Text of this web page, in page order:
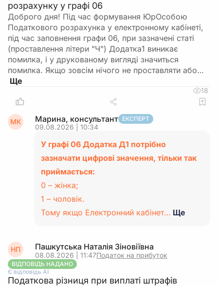
розрахунку у графі 06
Доброго дня! Під час формування ЮрОсобою
Податкового розрахунка у електронному кабінеті,
під час заповнення графи 06, при зазначені статі
(проставлення літери "Ч") Додатка1 виникає
помилка, і у друкованому вигляді значиться
помилка. Якщо зовсім нічого не проставляти або…
18
МК Марина, консультант ЕКСПЕРТ
09.08.2026 | 10:34
У графі 06 Додатка Д1 потрібно
зазначати цифрові значення, тільки так
приймається:
0 – жінка;
1 – чоловік.
Тому якщо Електронний кабінет… Ще
НП Пашкутська Наталія Зіновіївна
08.08.2026 | 11:47Податок на прибуток
ВІДПОВІДЬ НАДАНО
Є відповідь АІ
Податкова різниця при виплаті штрафів